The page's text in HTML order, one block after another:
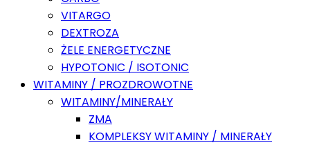
VITARGO
DEXTROZA
ŻELE ENERGETYCZNE
HYPOTONIC / ISOTONIC
WITAMINY / PROZDROWOTNE
WITAMINY/MINERAŁY
ZMA
KOMPLEKSY WITAMINY / MINERAŁY